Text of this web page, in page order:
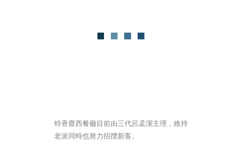
特香齋西餐廳目前由三代呂孟潔主理，維持
老派同時也努力招攬新客。